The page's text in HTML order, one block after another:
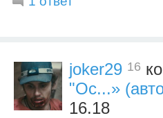
joker29 16
"Ос...»
16.18